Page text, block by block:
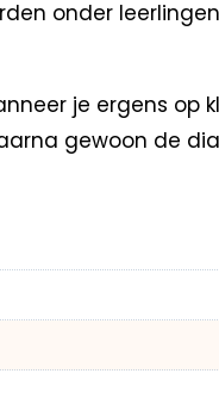
onder
je ergens
gewoon de